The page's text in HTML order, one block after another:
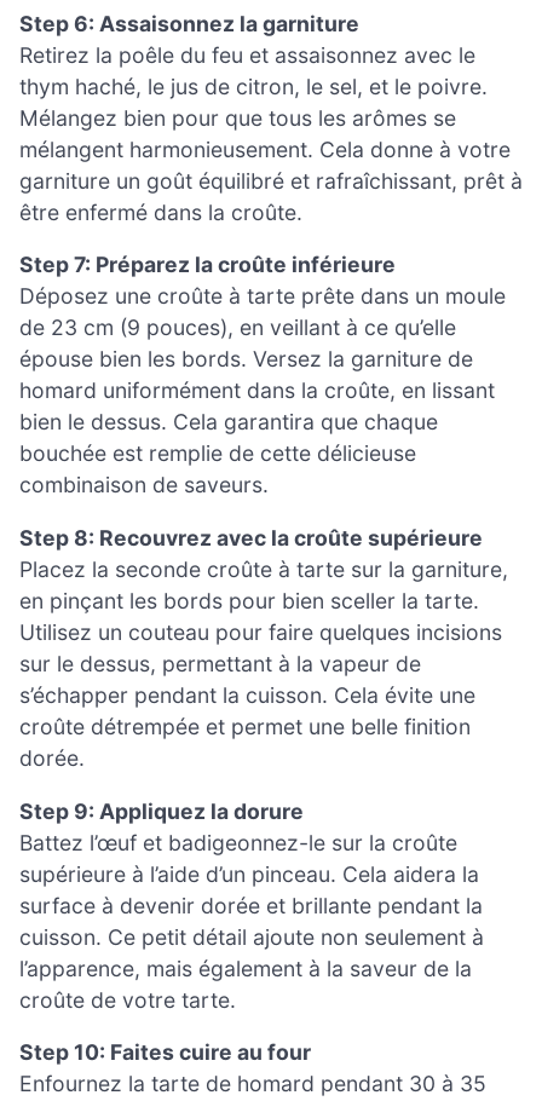
Step 6: Assaisonnez la garniture
Retirez la poêle du feu et assaisonnez avec le
thym haché, le jus de citron, le sel, et le poivre.
Mélangez bien pour que tous les arômes se
mélangent harmonieusement. Cela donne à votre
garniture un goût équilibré et rafraîchissant, prêt à
être enfermé dans la croûte.
Step 7: Préparez la croûte inférieure
Déposez une croûte à tarte prête dans un moule
de 23 cm (9 pouces), en veillant à ce qu’elle
épouse bien les bords. Versez la garniture de
homard uniformément dans la croûte, en lissant
bien le dessus. Cela garantira que chaque
bouchée est remplie de cette délicieuse
combinaison de saveurs.
Step 8: Recouvrez avec la croûte supérieure
Placez la seconde croûte à tarte sur la garniture,
en pinçant les bords pour bien sceller la tarte.
Utilisez un couteau pour faire quelques incisions
sur le dessus, permettant à la vapeur de
s’échapper pendant la cuisson. Cela évite une
croûte détrempée et permet une belle finition
dorée.
Step 9: Appliquez la dorure
Battez l’œuf et badigeonnez-le sur la croûte
supérieure à l’aide d’un pinceau. Cela aidera la
surface à devenir dorée et brillante pendant la
cuisson. Ce petit détail ajoute non seulement à
l’apparence, mais également à la saveur de la
croûte de votre tarte.
Step 10: Faites cuire au four
Enfournez la tarte de homard pendant 30 à 35